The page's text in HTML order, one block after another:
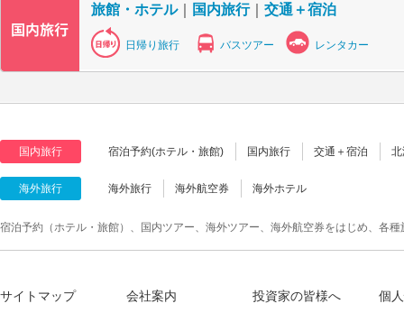
旅館・ホテル｜ 国内旅行｜ 交通＋宿泊
日帰り旅行 バスツアー レンタカー
国内旅行 宿泊予約(ホテル・旅館) 国内旅行 交通＋宿泊
海外旅行 海外旅行 海外航空券 海外ホテル
宿泊予約（ホテル・旅館）、国内ツアー、海外ツアー、海外航空券をはじめ、各
サイトマップ 会社案内 投資家の皆様へ 個